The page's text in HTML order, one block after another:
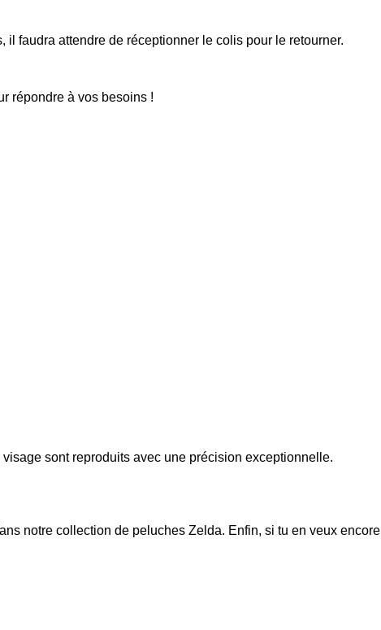
faudra attendre de réceptionner le colis pour le retourner.
répondre à vos besoins !
sont reproduits avec une précision exceptionnelle.
notre collection de peluches Zelda. Enfin, si tu en veux encore